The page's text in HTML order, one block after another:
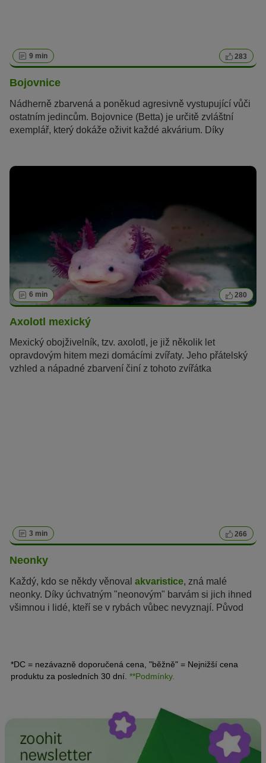
9 min 283
Bojovnice
Nádherně zbarvená a poněkud agresivně vystupující vůči
ostatním jedincům. Bojovnice (Betta) je určitě zvláštní
exemplář, který dokáže oživit každé akvárium. Díky
akvaristiky.
6 min 280
Axolotl mexický
Mexický obojživelník, tzv. axolotl, je již několik let
opravdovým hitem mezi domácími zvířaty. Jeho přátelský
vzhled a nápadné zbarvení činí z tohoto zvířátka
3 min 266
Neonky
Každý, kdo se někdy věnoval akvaristice, zná malé
neonky. Díky úchvatným "neonovým" barvám si jich ihned
všimnou i lidé, kteří se v rybách vůbec nevyznají. Původ
*DC = nezávazně doporučená cena, "běžně" = Nejnižší cena
produktu za posledních 30 dní. **Podmínky.